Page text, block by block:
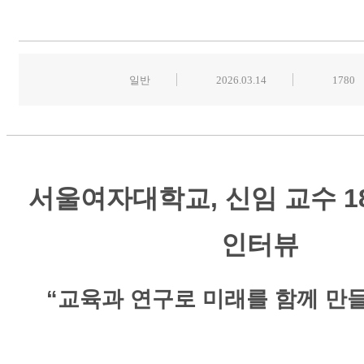
일반 2026.03.14 1780
서울여자대학교, 신임 교수
인터뷰
“교육과 연구로 미래를 함께 만